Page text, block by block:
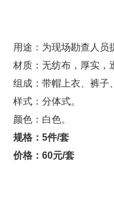
用途：为现场勘查人员
材质：无纺布，厚实，
组成：带帽上衣、裤子
样式：分体式。
颜色：白色。
规格：5件/套
价格：60元/套